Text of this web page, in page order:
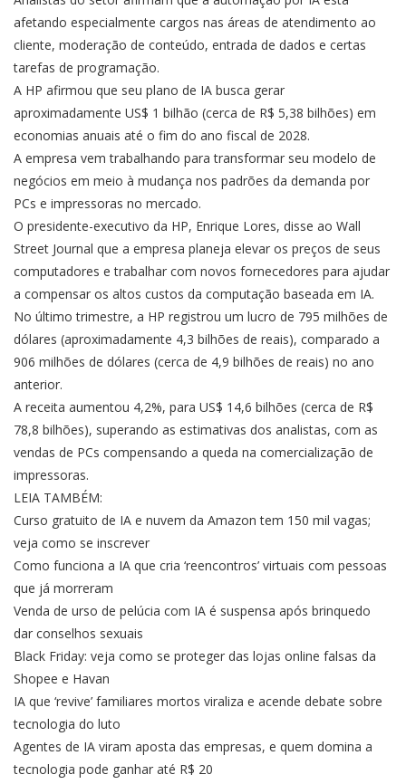
afetando especialmente cargos nas áreas de atendimento ao
cliente, moderação de conteúdo, entrada de dados e certas
tarefas de programação.
A HP afirmou que seu plano de IA busca gerar
aproximadamente US$ 1 bilhão (cerca de R$ 5,38 bilhões) em
economias anuais até o fim do ano fiscal de 2028.
A empresa vem trabalhando para transformar seu modelo de
negócios em meio à mudança nos padrões da demanda por
PCs e impressoras no mercado.
O presidente-executivo da HP, Enrique Lores, disse ao Wall
Street Journal que a empresa planeja elevar os preços de seus
computadores e trabalhar com novos fornecedores para ajudar
a compensar os altos custos da computação baseada em IA.
No último trimestre, a HP registrou um lucro de 795 milhões de
dólares (aproximadamente 4,3 bilhões de reais), comparado a
906 milhões de dólares (cerca de 4,9 bilhões de reais) no ano
anterior.
A receita aumentou 4,2%, para US$ 14,6 bilhões (cerca de R$
78,8 bilhões), superando as estimativas dos analistas, com as
vendas de PCs compensando a queda na comercialização de
impressoras.
LEIA TAMBÉM:
Curso gratuito de IA e nuvem da Amazon tem 150 mil vagas;
veja como se inscrever
Como funciona a IA que cria ‘reencontros’ virtuais com pessoas
que já morreram
Venda de urso de pelúcia com IA é suspensa após brinquedo
dar conselhos sexuais
Black Friday: veja como se proteger das lojas online falsas da
Shopee e Havan
IA que ‘revive’ familiares mortos viraliza e acende debate sobre
tecnologia do luto
Agentes de IA viram aposta das empresas, e quem domina a
tecnologia pode ganhar até R$ 20